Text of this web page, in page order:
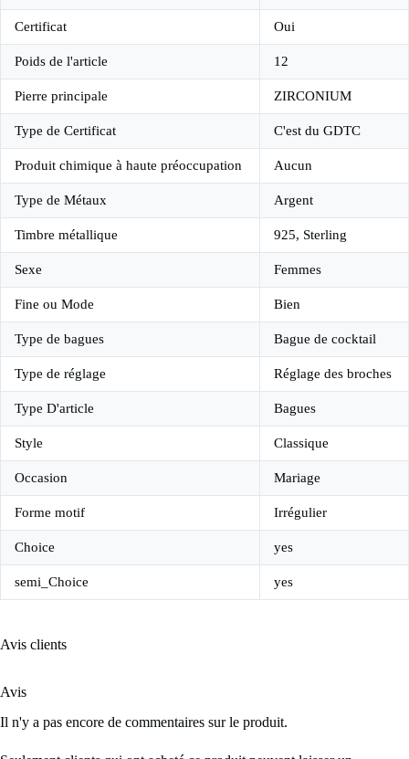
Certificat Oui
Poids de l'article 12
Pierre principale ZIRCONIUM
Type de Certificat C'est du GDTC
Produit chimique à haute préoccupation Aucun
Type de Métaux Argent
Timbre métallique 925, Sterling
Sexe Femmes
Fine ou Mode Bien
Type de bagues Bague de cocktail
Type de réglage Réglage des broches
Type D'article Bagues
Style Classique
Occasion Mariage
Forme motif Irrégulier
Choice yes
semi_Choice yes
Avis clients
Avis
Il n'y a pas encore de commentaires sur le produit.